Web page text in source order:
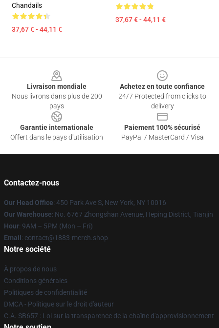
Chandails
37,67 € - 44,11 €
37,67 € - 44,11 €
Livraison mondiale
Nous livrons dans plus de 200
pays
Achetez en toute confiance
24/7 Protected from clicks to
delivery
Garantie internationale
Offert dans le pays d'utilisation
Paiement 100% sécurisé
PayPal / MasterCard / Visa
Contactez-nous
Our Head Office: 450 Park Ave S, New York, NY 10016
Our Warehouse: No. 6767 Zhongshan Avenue, Heping District, Tianjin
Hour: 9AM – 5PM (Mon – Fri)
Email : contact@1883-merch.shop
Notre société
À propos de nous
Conditions générales
Politiques de confidentialité
DMCA - Politique sur le droit d'auteur
C.A. SB657 : Loi sur la transparence de la chaîne d'approvisionnement